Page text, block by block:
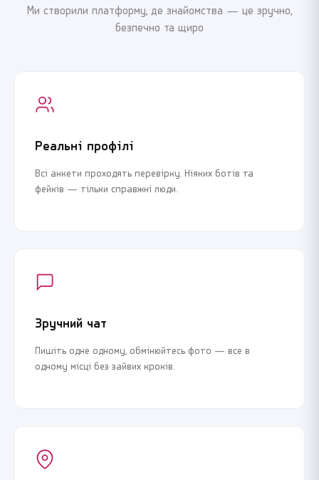
Ми створили платформу, де знайомства — це зручно,
безпечно та щиро
Реальні профілі
Всі анкети проходять перевірку. Ніяких ботів та
фейків — тільки справжні люди.
Зручний чат
Пишіть одне одному, обмінюйтесь фото — все в
одному місці без зайвих кроків.